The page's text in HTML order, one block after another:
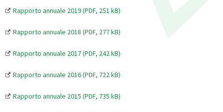
Rapporto annuale 2019 (PDF, 251 kB)
Rapporto annuale 2018 (PDF, 277 kB)
Rapporto annuale 2017 (PDF, 242 kB)
Rapporto annuale 2016 (PDF, 722 kB)
Rapporto annuale 2015 (PDF, 735 kB)